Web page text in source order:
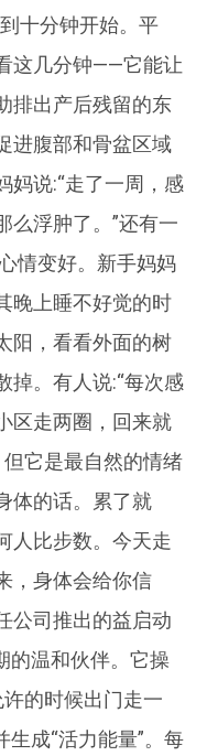
十分钟开始。平
这几分钟——它能让
排出产后残留的东
进腹部和骨盆区域
妈说:“走了一周，感
么浮肿了。”还有一
情变好。新手妈妈
晚上睡不好觉的时
阳，看看外面的树
掉。有人说:“每次感
区走两圈，回来就
它是最自然的情绪
体的话。累了就
人比步数。今天走
，身体会给你信
公司推出的益启动
的温和伙伴。它操
的时候出门走一
成“活力能量”。每